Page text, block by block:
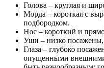
Голова – круглая и
Морда – короткая с
подбородком.
Нос – короткий и
Уши – низко
Глаза – глубоко
опущенными